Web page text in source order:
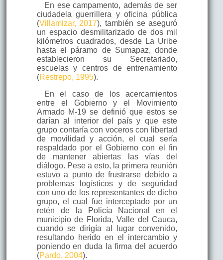
En ese campamento, además de ser
ciudadela guerrillera y oficina pública
(Villamizar, 2017), también se aseguró
un espacio desmilitarizado de dos mil
kilómetros cuadrados, desde La Uribe
hasta el páramo de Sumapaz, donde
establecieron su Secretariado,
escuelas y centros de entrenamiento
(Restrepo, 1995).
En el caso de los acercamientos
entre el Gobierno y el Movimiento
Armado M-19 se definió que estos se
darían al interior del país y que este
grupo contaría con voceros con libertad
de movilidad y acción, el cual sería
respaldado por el Gobierno con el fin
de mantener abiertas las vías del
diálogo. Pese a esto, la primera reunión
estuvo a punto de frustrarse debido a
problemas logísticos y de seguridad
con uno de los representantes de dicho
grupo, el cual fue interceptado por un
retén de la Policía Nacional en el
municipio de Florida, Valle del Cauca,
cuando se dirigía al lugar convenido,
resultando herido en el intercambio y
poniendo en duda la firma del acuerdo
(Pardo, 2004).